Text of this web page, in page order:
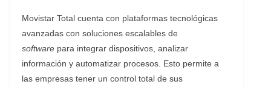
Movistar Total cuenta con plataformas tecnológicas
avanzadas con soluciones escalables de
software para integrar dispositivos, analizar
información y automatizar procesos. Esto permite a
las empresas tener un control total de sus